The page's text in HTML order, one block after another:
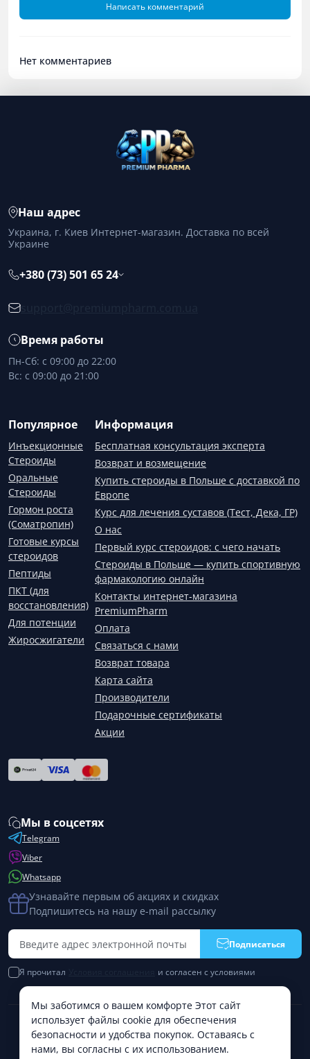
Написать комментарий
Нет комментариев
Наш адрес
Украина, г. Киев Интернет-магазин. Доставка по всей
Украине
+380 (73) 501 65 24
Время работы
Пн-Сб: с 09:00 до 22:00
Вс: с 09:00 до 21:00
Популярное
Инъекционные
Стероиды
Оральные
Стероиды
Гормон роста
(Соматропин)
Готовые курсы
стероидов
Пептиды
ПКТ (для
восстановления)
Для потенции
Жиросжигатели
Информация
Бесплатная консультация эксперта
Возврат и возмещение
Купить стероиды в Польше с доставкой по
Европе
Курс для лечения суставов (Тест, Дека, ГР)
О нас
Первый курс стероидов: с чего начать
Стероиды в Польше — купить спортивную
фармакологию онлайн
Контакты интернет-магазина
PremiumPharm
Оплата
Связаться с нами
Возврат товара
Карта сайта
Производители
Подарочные сертификаты
Акции
Мы в соцсетях
Telegram
Viber
Whatsapp
Узнавайте первым об акциях и скидках
Подпишитесь на нашу e-mail рассылку
Подписаться
Я прочитал и согласен с условиями
Работает наocStore
PremiumPharm © 2026
Мы заботимся о вашем комфорте Этот сайт
использует файлы cookie для обеспечения
безопасности и удобства покупок. Оставаясь с
нами, вы согласны с их использованием.